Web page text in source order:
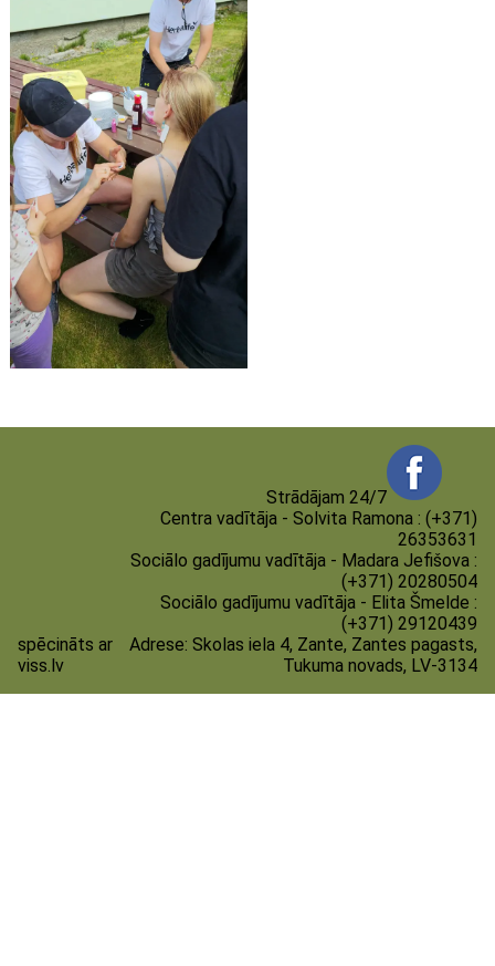
spēcināts ar
viss.lv
Strādājam 24/7
Centra vadītāja - Solvita Ramona : (+371)
26353631
Sociālo gadījumu vadītāja - Madara Jefišova :
(+371) 20280504
Sociālo gadījumu vadītāja - Elita Šmelde :
(+371) 29120439
Adrese: Skolas iela 4, Zante, Zantes pagasts,
Tukuma novads, LV-3134